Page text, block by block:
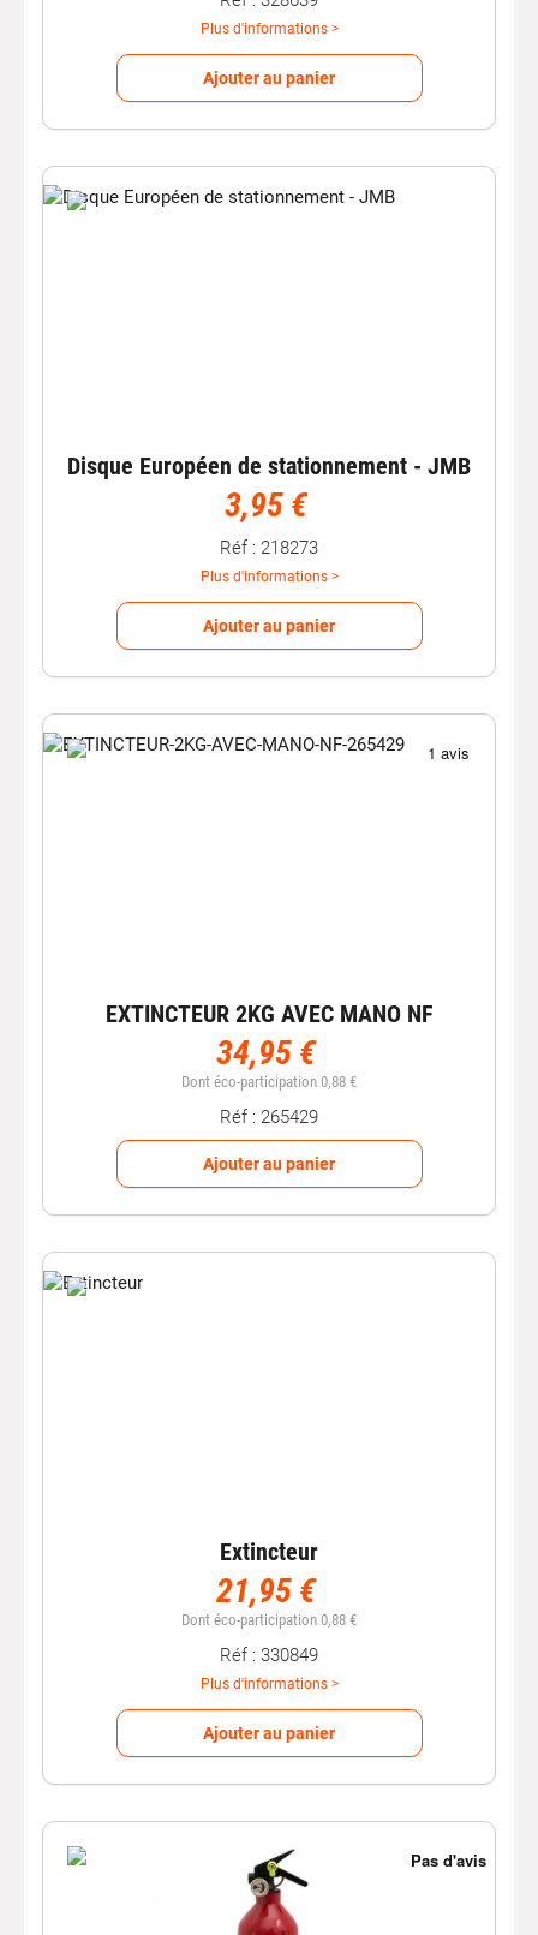
Plus d'informations >
Ajouter au panier
Disque Européen de stationnement - JMB
3,95 €
Réf : 218273
Plus d'informations >
Ajouter au panier
EXTINCTEUR 2KG AVEC MANO NF
34,95 €
Dont éco-participation 0,88 €
Réf : 265429
Ajouter au panier
Extincteur
21,95 €
Dont éco-participation 0,88 €
Réf : 330849
Plus d'informations >
Ajouter au panier